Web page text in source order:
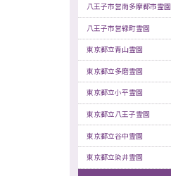
八王子市営南多摩都市霊園
八王子市営緑町霊園
東京都立青山霊園
東京都立多磨霊園
東京都立小平霊園
東京都立八王子霊園
東京都立谷中霊園
東京都立染井霊園